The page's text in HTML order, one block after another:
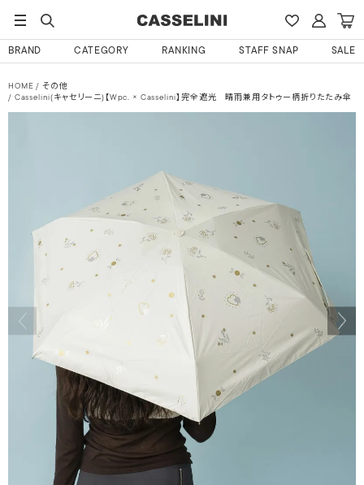
BRAND CATEGORY RANKING STAFF SNAP SALE
HOME
その他
Casselini(キャセリーニ)【Wpc. × Casselini】完全遮光 晴雨兼用タトゥー柄折りたたみ傘